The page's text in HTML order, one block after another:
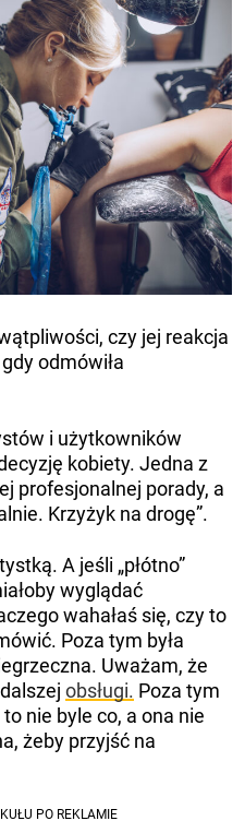
czy jej reakcja
odmówiła
i użytkowników
kobiety. Jedna z
profesjonalnej porady, a
Krzyżyk na drogę”.
A jeśli „płótno”
wyglądać
wahałaś się, czy to
Poza tym była
Uważam, że
obsługi. Poza tym
nie byle co, a ona nie
żeby przyjść na